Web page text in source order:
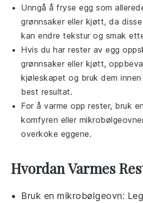
Unngå å fryse egg som
grønnsaker eller kjøtt, da
kan endre tekstur og smak
Hvis du har rester avegg
grønnsaker eller kjøtt,
kjøleskapet og bruk dem
best resultat.
For å varme opp rester, bruk
komfyren eller
overkoke eggene.
Hvordan Varmes
Bruk en mikrobølgeovn: